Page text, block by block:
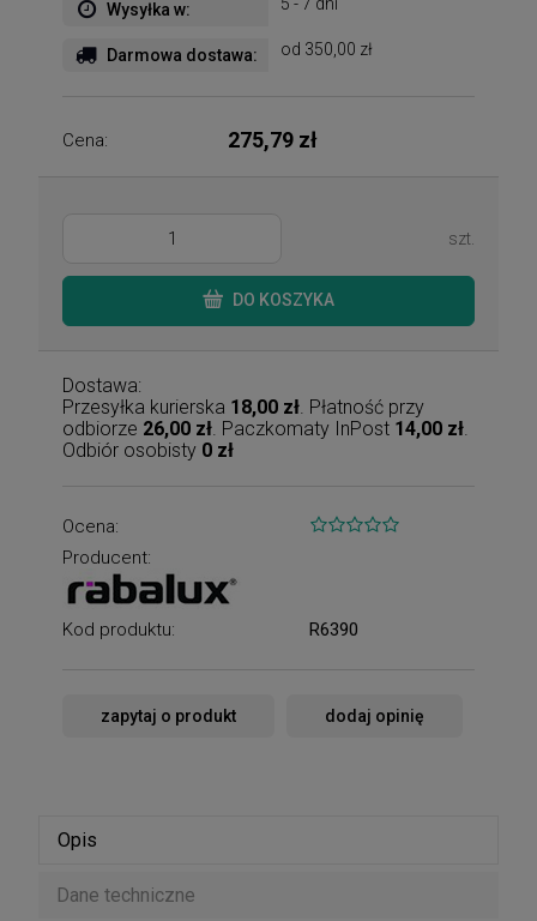
Wysyłka w:
Darmowa dostawa: od 350,00 zł
Cena: 275,79 zł
szt.
DO KOSZYKA
Dostawa:
Przesyłka kurierska 18,00 zł . Płatność przy
odbiorze 26,00 zł . Paczkomaty InPost 14,00 zł
Odbiór osobisty 0 zł
Ocena:
Producent:
Kod produktu: R6390
zapytaj o produkt dodaj opinię
Opis
Dane techniczne